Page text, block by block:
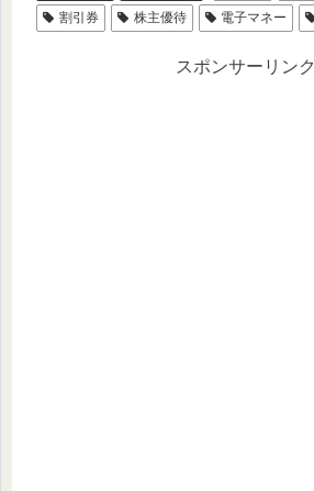
割引券 株主優待 電子マネー
スポンサーリンク